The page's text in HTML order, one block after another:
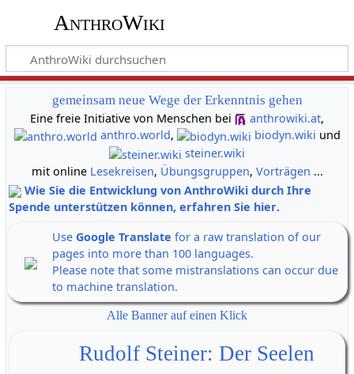
AnthroWiki
gemeinsam neue Wege der Erkenntnis gehen
Eine freie Initiative von Menschen bei
anthrowiki.at,
anthro.world, biodyn.wiki und
steiner.wiki
mit online Lesekreisen, Übungsgruppen, Vorträgen ...
Wie Sie die Entwicklung von AnthroWiki durch Ihre
Spende unterstützen können, erfahren Sie hier.
Use Google Translate for a raw translation of our
pages into more than 100 languages.
Please note that some mistranslations can occur due
to machine translation.
Alle Banner auf einen Klick
Rudolf Steiner: Der Seelen